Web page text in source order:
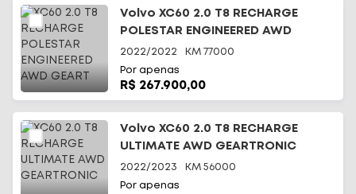
Volvo XC60 2.0 T8 RECHARGE
POLESTAR ENGINEERED AWD
GEART
2022/2022 KM 77000
Por apenas
R$ 267.900,00
Volvo XC60 2.0 T8 RECHARGE
ULTIMATE AWD GEARTRONIC
2022/2023 KM 56000
Por apenas